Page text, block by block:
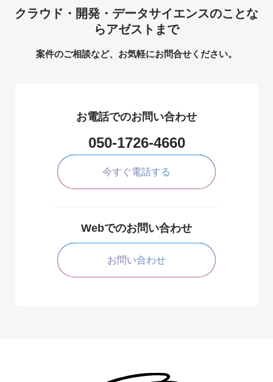
クラウド・開発・データサイエンスのことな
らアゼストまで
案件のご相談など、お気軽にお問合せください。
お電話でのお問い合わせ
050-1726-4660
今すぐ電話する
Webでのお問い合わせ
お問い合わせ